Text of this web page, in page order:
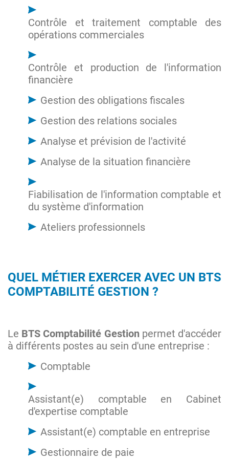
Contrôle et traitement comptable des
opérations commerciales
Contrôle et production de l'information
financière
Gestion des obligations fiscales
Gestion des relations sociales
Analyse et prévision de l'activité
Analyse de la situation financière
Fiabilisation de l'information comptable et
du système d'information
Ateliers professionnels
QUEL MÉTIER EXERCER AVEC UN BTS
COMPTABILITÉ GESTION ?
Le BTS Comptabilité Gestion permet d'accéder
à différents postes au sein d'une entreprise :
Comptable
Assistant(e) comptable en Cabinet
d'expertise comptable
Assistant(e) comptable en entreprise
Gestionnaire de paie